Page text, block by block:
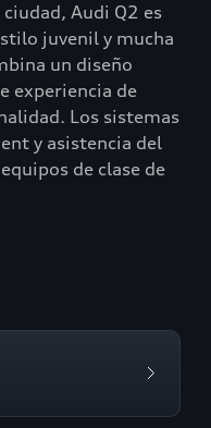
Audi Q2 es
juvenil y mucha
un diseño
experiencia de
Los sistemas
y asistencia del
de clase de